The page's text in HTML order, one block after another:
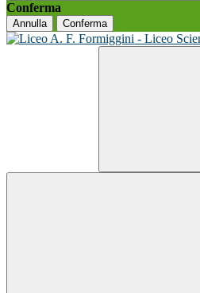
Conferma
Annulla Conferma